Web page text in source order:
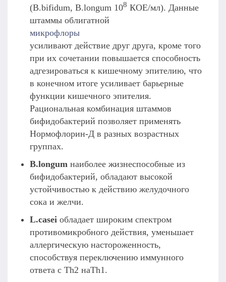
(B.bifidum, B.longum 108 КОЕ/мл). Данные
штаммы облигатной
микрофлоры
усиливают действие друг друга, кроме того
при их сочетании повышается способность
адгезироваться к кишечному эпителию, что
в конечном итоге усиливает барьерные
функции кишечного эпителия.
Рациональная комбинация штаммов
бифидобактерий позволяет применять
Нормофлорин-Д в разных возрастных
группах.
B.longum наиболее жизнеспособные из
бифидобактерий, обладают высокой
устойчивостью к действию желудочного
сока и желчи.
L.caseiобладает широким спектром
противомикробного действия, уменьшает
аллергическую настороженность,
способствуя переключению иммунного
ответа с Th2 наTh1.